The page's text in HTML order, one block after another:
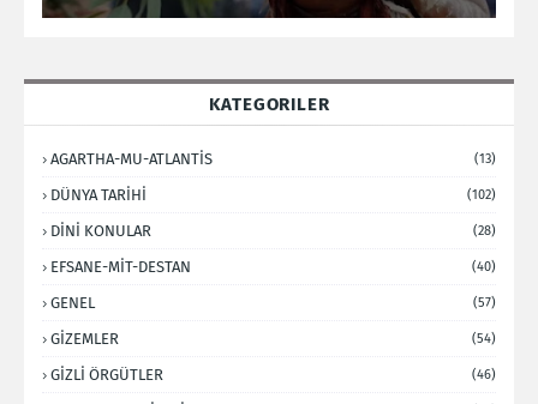
KATEGORILER
AGARTHA-MU-ATLANTİS (13)
DÜNYA TARİHİ (102)
DİNİ KONULAR (28)
EFSANE-MİT-DESTAN (40)
GENEL (57)
GİZEMLER (54)
GİZLİ ÖRGÜTLER (46)